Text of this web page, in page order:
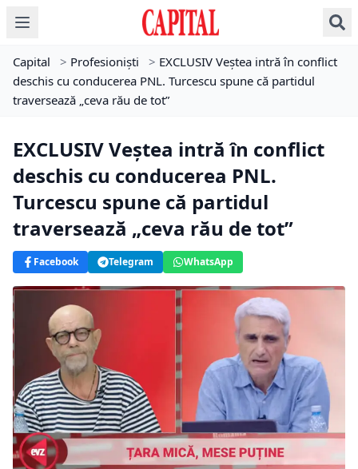
Capital > Profesioniști > EXCLUSIV Veștea intră în conflict
deschis cu conducerea PNL. Turcescu spune că partidul
traversează „ceva rău de tot”
EXCLUSIV Veștea intră în conflict
deschis cu conducerea PNL.
Turcescu spune că partidul
traversează „ceva rău de tot”
Facebook Telegram WhatsApp